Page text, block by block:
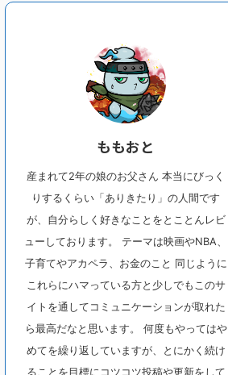
ももおと
産まれて2年の娘のお父さん 本当にびっく
りするくらい「ありきたり」の人間です
が、自分らしく好きなことをとことんレビ
ューしております。 テーマは映画やNBA、
子育てやアカペラ、お金のこと 同じように
これらにハマっている方と少しでもこのサ
イトを通してコミュニケーションが取れた
ら最高だなと思います。 何度もやってはや
めてを繰り返していますが、とにかく続け
ることを目標にコツコツ投稿や更新をして